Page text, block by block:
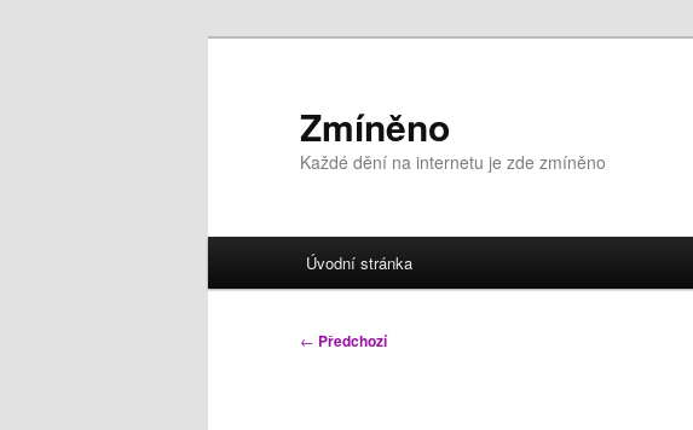
Zmíněno
Každé dění na internetu je zde zmíněno
Úvodní stránka
Navigace
← Předchozí